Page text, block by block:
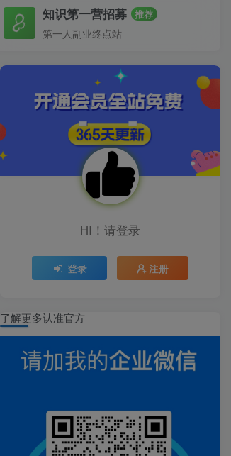
知识第一营招募 推荐
第一人副业终点站
HI！请登录
登录 注册
了解更多认准官方